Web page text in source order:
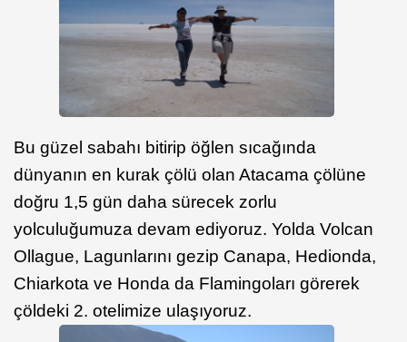
Bu güzel sabahı bitirip öğlen sıcağında
dünyanın en kurak çölü olan Atacama çölüne
doğru 1,5 gün daha sürecek zorlu
yolculuğumuza devam ediyoruz. Yolda Volcan
Ollague, Lagunlarını gezip Canapa, Hedionda,
Chiarkota ve Honda da Flamingoları görerek
çöldeki 2. otelimize ulaşıyoruz.